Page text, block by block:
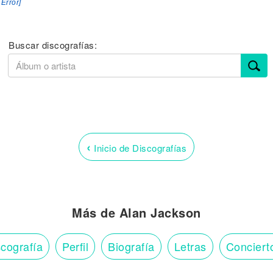
Buscar discografías:
‹ Inicio de Discografías
Más de Alan Jackson
Perfil Biografía Letras